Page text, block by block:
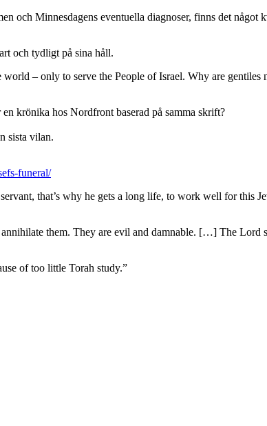
och Minnesdagens eventuella diagnoser, finns det
och tydligt på sina håll.
– only to serve the People of Israel. Why are
krönika hos Nordfront baserad på samma skrift?
sista vilan.
funeral/
that’s why he gets a long life, to work well for this
them. They are evil and damnable. […] The Lord
of too little Torah study.”